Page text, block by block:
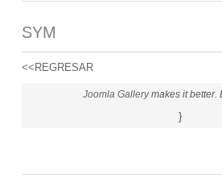
SYM
<<REGRESAR
Joomla Gallerymakes it better.
}